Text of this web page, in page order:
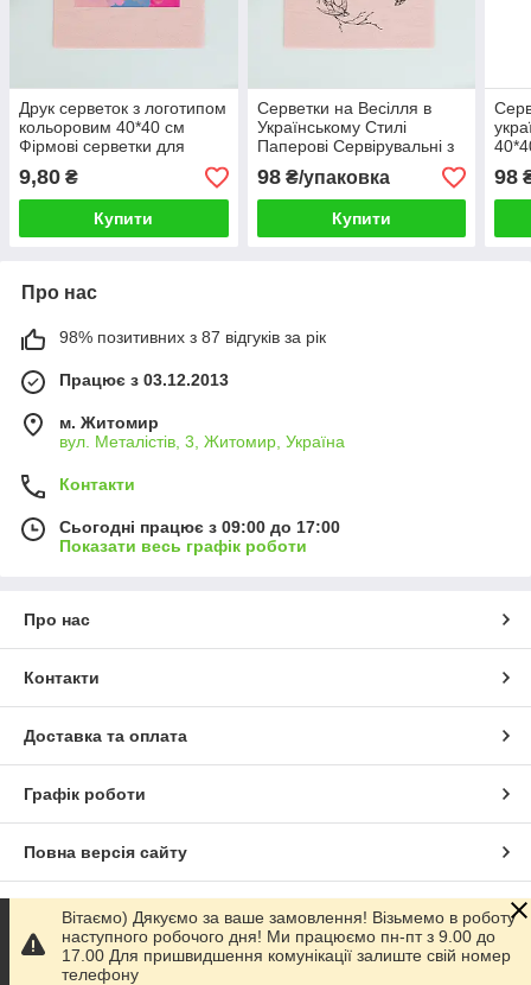
Друк серветок з логотипом
кольоровим 40*40 см
Фірмові серветки для
тиражем
9,80 ₴
Купити
Серветки на Весілля в
Українському Стилі
Паперові Сервірувальні з
друком напису 40*40 см
10 шт
98₴/упаковка
Купити
10
98
Про нас
98% позитивних з 87 відгуків за рік
Працює з 03.12.2013
м. Житомир
вул. Металістів, 3, Житомир, Україна
Контакти
Сьогодні працює з 09:00 до 17:00
Показати весь графік роботи
Про нас
Контакти
Доставка та оплата
Графік роботи
Повна версія сайту
Сайт створено на маркетплейсі
Політика конфіденційності
Вітаємо) Дякуємо за ваше замовлення! Візьмемо в роботу
наступного робочого дня! Ми працюємо пн-пт з 9.00 до
17.00 Для пришвидшення комунікації залиште свій номер
телефону